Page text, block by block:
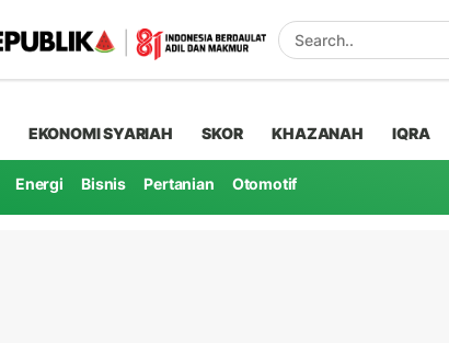
EKONOMI SYARIAH SKOR KHAZANAH IQRA
Energi Bisnis Pertanian Otomotif